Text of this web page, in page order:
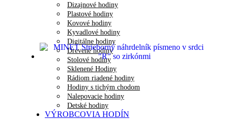
Dizajnové hodiny
Plastové hodiny
Kovové hodiny
Kyvadlové hodiny
Digitálne hodiny
Drevené hodiny
Stolové hodiny
Sklenené Hodiny
Rádiom riadené hodiny
Hodiny s tichým chodom
Nalepovacie hodiny
Detské hodiny
VÝROBCOVIA HODÍN